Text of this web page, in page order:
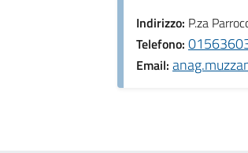
Indirizzo: P.za
Telefono:
Email: